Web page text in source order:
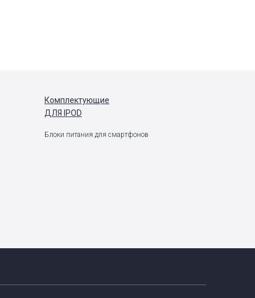
Комплектующие
ДЛЯ IPOD
Блоки питания для смартфонов